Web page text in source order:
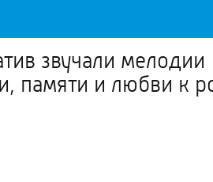
звучали мелодии
памяти и любви к